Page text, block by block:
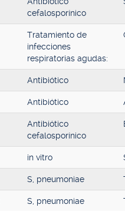
cefalosporínico
Tratamiento de
infecciones
respiratorias agudas:
Antibiótico
Antibiótico
Antibiótico
cefalosporínico
in vitro
S, pneumoniae
S, pneumoniae